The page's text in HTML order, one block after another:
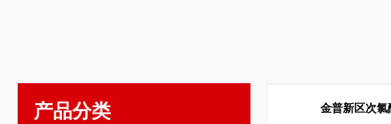
产品分类 金普新区次氯